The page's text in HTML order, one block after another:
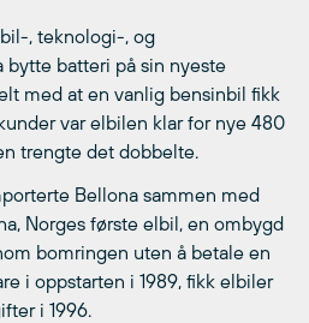
bil-, teknologi-, og
bytte batteri på sin nyeste
med at en vanlig bensinbil fikk
var elbilen klar for nye 480
trengte det dobbelte.
Bellona sammen med
Norges første elbil, en ombygd
bomringen uten å betale en
i oppstarten i 1989, fikk elbiler
i 1996.